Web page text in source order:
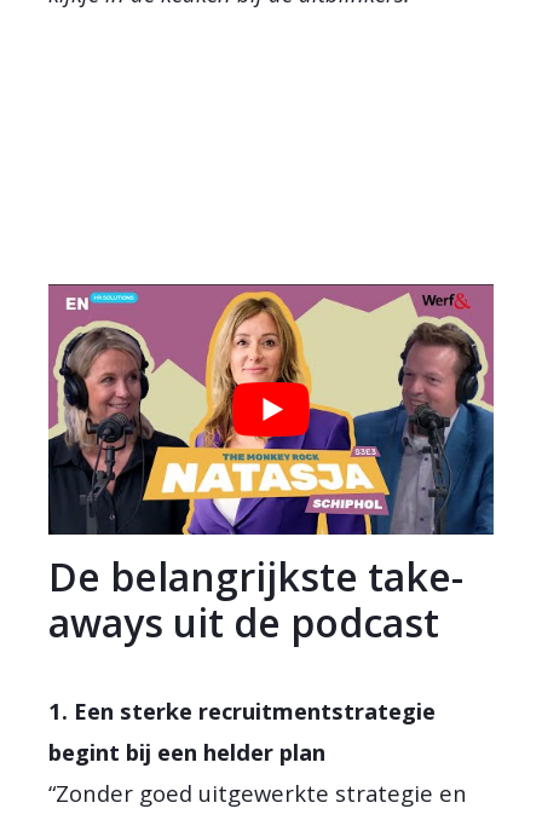
De belangrijkste take-
aways uit de podcast
1. Een sterke recruitmentstrategie
begint bij een helder plan
“Zonder goed uitgewerkte strategie en